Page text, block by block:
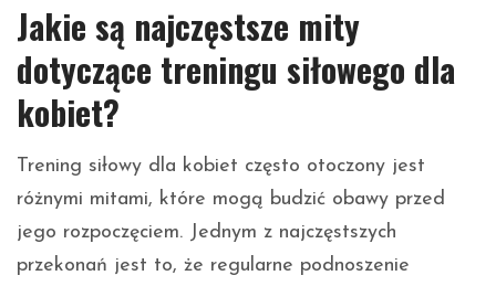
Jakie są najczęstsze mity
dotyczące treningu siłowego dla
kobiet?
Trening siłowy dla kobiet często otoczony jest
różnymi mitami, które mogą budzić obawy przed
jego rozpoczęciem. Jednym z najczęstszych
przekonań jest to, że regularne podnoszenie